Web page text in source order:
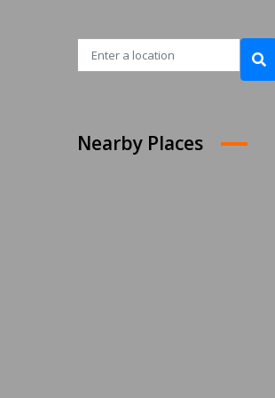
Nearby Places